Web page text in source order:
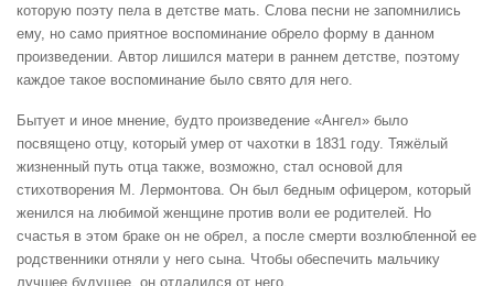
которую поэту пела в детстве мать. Слова песни не запомнились
ему, но само приятное воспоминание обрело форму в данном
произведении. Автор лишился матери в раннем детстве, поэтому
каждое такое воспоминание было свято для него.
Бытует и иное мнение, будто произведение «Ангел» было
посвящено отцу, который умер от чахотки в 1831 году. Тяжёлый
жизненный путь отца также, возможно, стал основой для
стихотворения М. Лермонтова. Он был бедным офицером, который
женился на любимой женщине против воли ее родителей. Но
счастья в этом браке он не обрел, а после смерти возлюбленной ее
родственники отняли у него сына. Чтобы обеспечить мальчику
лучшее будущее, он отдалился от него.